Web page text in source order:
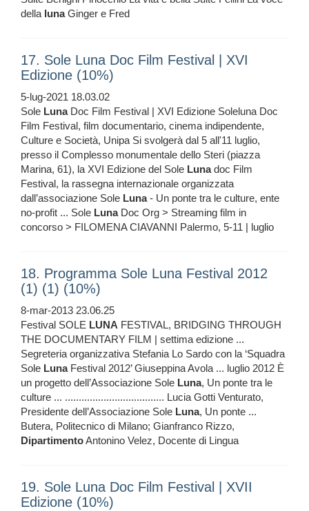
della lunaGinger e Fred
17. Sole Luna Doc Film Festival | XVI
Edizione (10%)
5-lug-2021 18.03.02
Sole LunaDoc Film Festival | XVI Edizione Soleluna Doc
Film Festival, film documentario, cinema indipendente,
Culture e Società, Unipa Si svolgerà dal 5 all'11 luglio,
presso il Complesso monumentale dello Steri (piazza
Marina, 61), la XVI Edizione del Sole Lunadoc Film
Festival, la rassegna internazionale organizzata
dall’associazione Sole Luna- Un ponte tra le culture, ente
no-profit ... Sole LunaDoc Org > Streaming film in
concorso > FILOMENA CIAVANNI Palermo, 5-11 | luglio
18. Programma Sole Luna Festival 2012
(1) (1) (10%)
8-mar-2013 23.06.25
Festival SOLE LUNA FESTIVAL, BRIDGING THROUGH
THE DOCUMENTARY FILM | settima edizione ...
Segreteria organizzativa Stefania Lo Sardo con la ‘Squadra
Sole LunaFestival 2012’ Giuseppina Avola ... luglio 2012 È
un progetto dell’Associazione Sole Luna, Un ponte tra le
culture ... .................................... Lucia Gotti Venturato,
Presidente dell’Associazione Sole Luna, Un ponte ...
Butera, Politecnico di Milano; Gianfranco Rizzo,
DipartimentoAntonino Velez, Docente di Lingua
19. Sole Luna Doc Film Festival | XVII
Edizione (10%)